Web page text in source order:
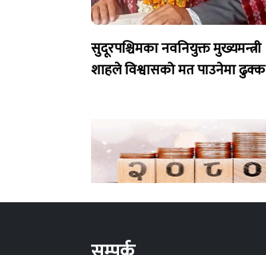
सुदूरपश्चिमका नवनियुक्त मुख्यमन्त्री
शाहले विश्वासको मत पाउनेमा ढुक्क